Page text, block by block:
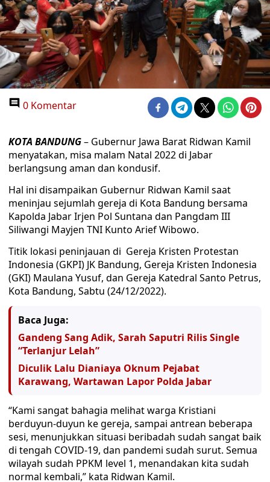
0 Komentar
KOTA BANDUNG– Gubernur Jawa Barat Ridwan Kamil
menyatakan, misa malam Natal 2022 di Jabar
berlangsung aman dan kondusif.
Hal ini disampaikan Gubernur Ridwan Kamil saat
meninjau sejumlah gereja di Kota Bandung bersama
Kapolda Jabar Irjen Pol Suntana dan Pangdam III
Siliwangi Mayjen TNI Kunto Arief Wibowo.
Titik lokasi peninjauan di Gereja Kristen Protestan
Indonesia (GKPI) JK Bandung, Gereja Kristen Indonesia
(GKI) Maulana Yusuf, dan Gereja Katedral Santo Petrus,
Kota Bandung, Sabtu (24/12/2022).
Baca Juga:
Gandeng Sang Adik, Sarah Saputri Rilis Single
“Terlanjur Lelah”
Diculik Lalu Dianiaya Oknum Pejabat
Karawang, Wartawan Lapor Polda Jabar
“Kami sangat bahagia melihat warga Kristiani
berduyun-duyun ke gereja, sampai antrean beberapa
sesi, menunjukkan situasi beribadah sudah sangat baik
di tengah COVID-19, dan pandemi sudah surut. Semua
wilayah sudah PPKM level 1, menandakan kita sudah
normal kembali,” kata Ridwan Kamil.